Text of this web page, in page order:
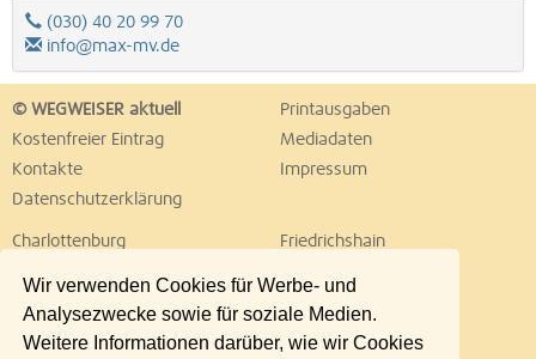
Wir verwenden Cookies für Werbe- und
Analysezwecke sowie für soziale Medien.
Weitere Informationen darüber, wie wir Cookies
(030) 40 20 99 70
info@max-mv.de
© WEGWEISER aktuell
Printausgaben
Kostenfreier Eintrag
Mediadaten
Kontakte
Impressum
Datenschutzerklärung
Charlottenburg
Friedrichshain
Lichtenberg
Marzahn